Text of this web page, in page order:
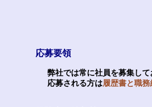
応募要領
弊社では常に社員を募集して
応募される方は履歴書と職